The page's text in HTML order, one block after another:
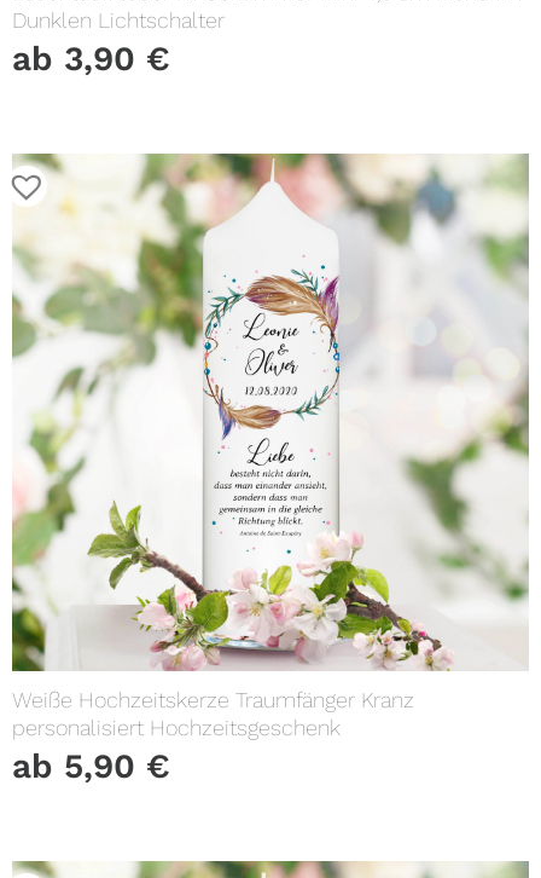
Dunklen Lichtschalter
ab 3,90 €
Weiße Hochzeitskerze Traumfänger Kranz
personalisiert Hochzeitsgeschenk
ab 5,90 €